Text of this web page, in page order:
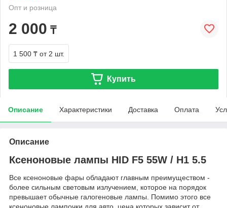
Опт и розница
2 000 ₸
1 500 ₸ от 2 шт.
Купить
Описание Характеристики Доставка Оплата
Описание
Ксеноновые лампы HID F5 55W / H1 5.5
Все ксеноновые фары обладают главным преимуществом -
более сильным световым излучением, которое на порядок
превышает обычные галогеновые лампы. Помимо этого все